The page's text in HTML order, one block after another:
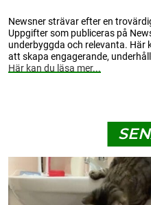
Newsner strävar efter en
Uppgifter som publiceras på
underbyggda och relevanta. Här
att skapa engagerande,
Här kan du läsa mer...